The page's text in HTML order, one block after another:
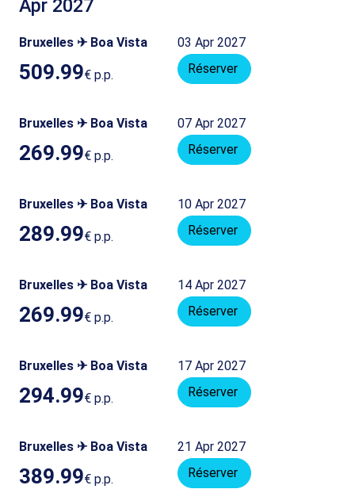
Apr 2027
Bruxelles ✈ Boa Vista 03 Apr 2027
509.99€ p.p. Réserver
Bruxelles ✈ Boa Vista 07 Apr 2027
269.99€ p.p. Réserver
Bruxelles ✈ Boa Vista 10 Apr 2027
289.99€ p.p. Réserver
Bruxelles ✈ Boa Vista 14 Apr 2027
269.99€ p.p. Réserver
Bruxelles ✈ Boa Vista 17 Apr 2027
294.99€ p.p. Réserver
Bruxelles ✈ Boa Vista 21 Apr 2027
389.99€ p.p. Réserver